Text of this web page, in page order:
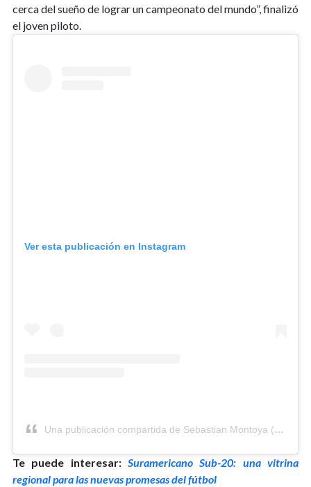
cerca del sueño de lograr un campeonato del mundo”, finalizó
el joven piloto.
Ver esta publicación en Instagram
Una publicación compartida de Sebastian Montoya (@sebasmontoya58)
Te puede interesar: Suramericano Sub-20: una vitrina
regional para las nuevas promesas del fútbol